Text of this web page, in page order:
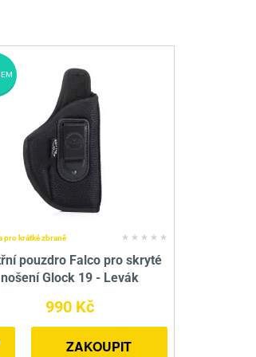
pro krátké zbraně
pouzdro Falco pro skryté
nošení Glock 19 - Levák
990 Kč
ZAKOUPIT